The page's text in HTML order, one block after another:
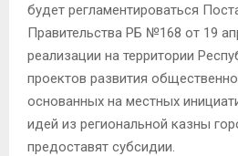
будет регламентироваться
Правительства РБ №168 от 19
реализации на территории
проектов развития
основанных на местных
идей из региональной казны
предоставят субсидии.